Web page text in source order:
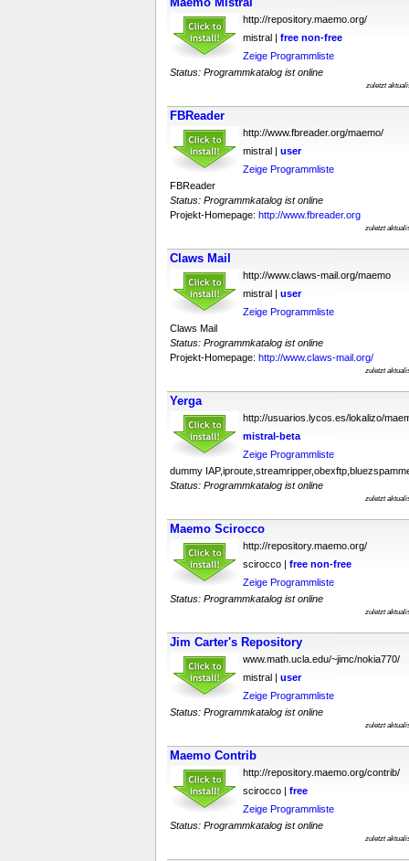
http://repository.maemo.org/
mistral | free non-free
Zeige Programmliste
Status: Programmkatalog ist online
zuletzt
FBReader
http://www.fbreader.org/maemo/
mistral | user
Zeige Programmliste
FBReader
Status: Programmkatalog ist online
Projekt-Homepage: http://www.fbreader.org
zuletzt
Claws Mail
http://www.claws-mail.org/maemo
mistral | user
Zeige Programmliste
Claws Mail
Status: Programmkatalog ist online
Projekt-Homepage: http://www.claws-mail.org/
zuletzt
Yerga
http://usuarios.lycos.es/lokalizo/
mistral-beta
Zeige Programmliste
dummy
Status: Programmkatalog ist online
zuletzt
Maemo Scirocco
http://repository.maemo.org/
scirocco | free non-free
Zeige Programmliste
Status: Programmkatalog ist online
zuletzt
Jim Carter's Repository
www.math.ucla.edu/~jimc/nokia770/
mistral | user
Zeige Programmliste
Status: Programmkatalog ist online
zuletzt
Maemo Contrib
http://repository.maemo.org/contrib/
scirocco | free
Zeige Programmliste
Status: Programmkatalog ist online
zuletzt